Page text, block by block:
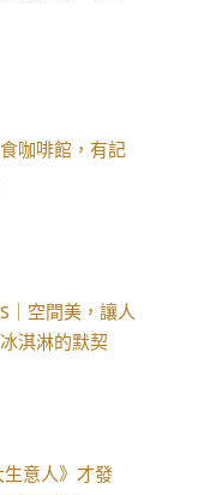
咖啡館，有記
｜空間美，讓人
淇淋的默契
意人》才發